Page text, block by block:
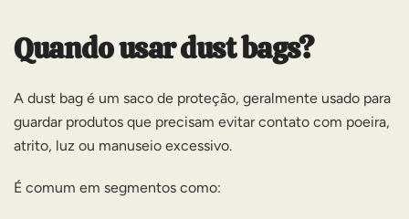
Quando usar dust bags?
A dust bag é um saco de proteção, geralmente usado para
guardar produtos que precisam evitar contato com poeira,
atrito, luz ou manuseio excessivo.
É comum em segmentos como: